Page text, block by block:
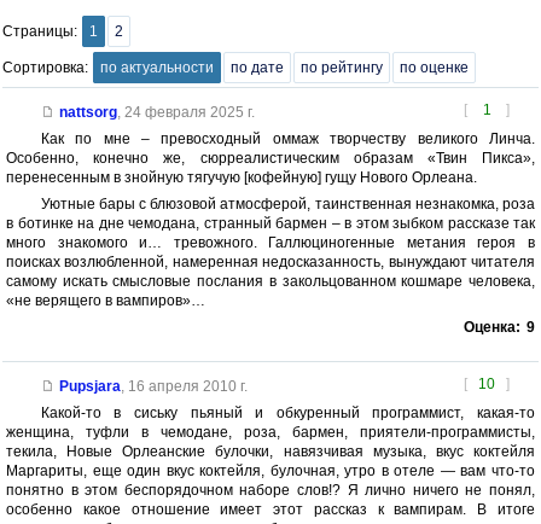
Страницы: 1 2
Сортировка: по актуальности по дате по рейтингу по оценке
[ 1 ]
nattsorg, 24 февраля 2025 г.
Как по мне – превосходный оммаж творчеству великого Линча.
Особенно, конечно же, сюрреалистическим образам «Твин Пикса»,
перенесенным в знойную тягучую [кофейную] гущу Нового Орлеана.
Уютные бары с блюзовой атмосферой, таинственная незнакомка, роза
в ботинке на дне чемодана, странный бармен – в этом зыбком рассказе так
много знакомого и… тревожного. Галлюциногенные метания героя в
поисках возлюбленной, намеренная недосказанность, вынуждают читателя
самому искать смысловые послания в закольцованном кошмаре человека,
«не верящего в вампиров»…
Оценка: 9
[ 10 ]
Pupsjara 16 апреля 2010 г.
Какой-то в сиську пьяный и обкуренный программист, какая-то
женщина, туфли в чемодане, роза, бармен, приятели-программисты,
текила, Новые Орлеанские булочки, навязчивая музыка, вкус коктейля
Маргариты, еще один вкус коктейля, булочная, утро в отеле — вам что-то
понятно в этом беспорядочном наборе слов!? Я лично ничего не понял,
особенно какое отношение имеет этот рассказ к вампирам. В итоге